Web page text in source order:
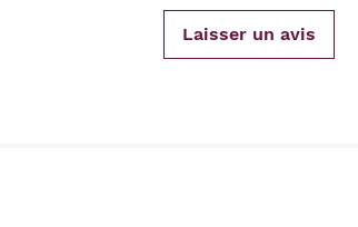
Laisser un avis
carafes, Cottavoz,
Mourlot lithographie
Rupture de stock
Michelin, carte
ancienne
Rupture de